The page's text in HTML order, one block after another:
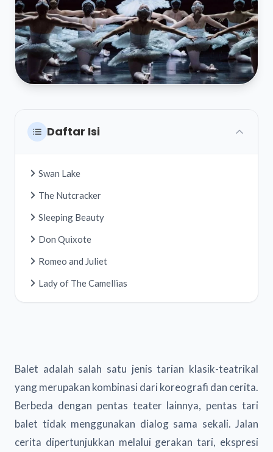
Daftar Isi
Swan Lake
The Nutcracker
Sleeping Beauty
Don Quixote
Romeo and Juliet
Lady of The Camellias
Balet adalah salah satu jenis tarian klasik-teatrikal
yang merupakan kombinasi dari koreografi dan cerita.
Berbeda dengan pentas teater lainnya, pentas tari
balet tidak menggunakan dialog sama sekali. Jalan
cerita dipertunjukkan melalui gerakan tari, ekspresi